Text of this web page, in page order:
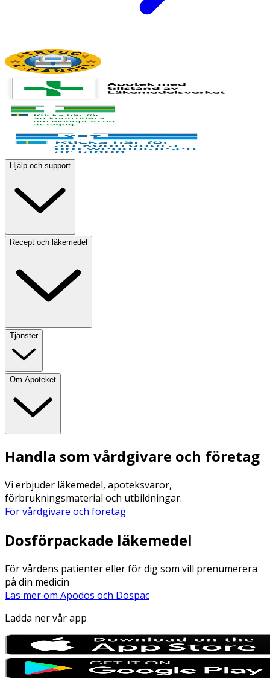
Hjälp och support
Recept och läkemedel
Tjänster
Om Apoteket
Handla som vårdgivare och företag
Vi erbjuder läkemedel, apoteksvaror,
förbrukningsmaterial och utbildningar.
För vårdgivare och företag
Dosförpackade läkemedel
För vårdens patienter eller för dig som vill prenumerera
på din medicin
Läs mer om Apodos och Dospac
Ladda ner vår app